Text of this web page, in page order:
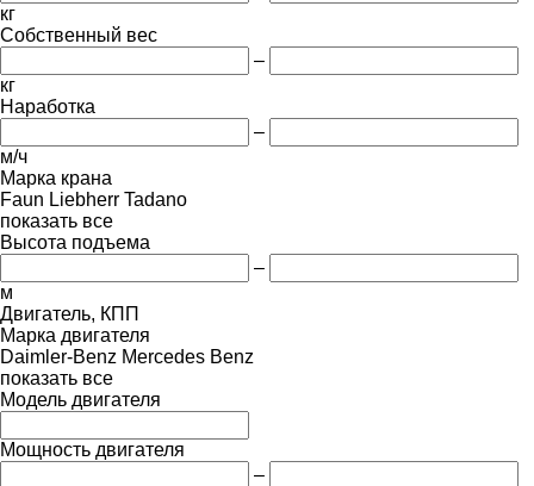
кг
Собственный вес
–
кг
Наработка
–
м/ч
Марка крана
Faun Liebherr Tadano
показать все
Высота подъема
–
м
Двигатель, КПП
Марка двигателя
Daimler-Benz Mercedes Benz
показать все
Модель двигателя
Мощность двигателя
–